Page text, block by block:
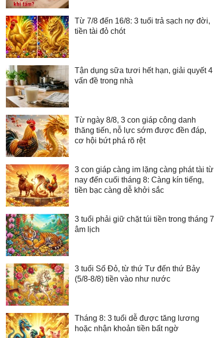
Từ 7/8 đến 16/8: 3 tuổi trả sạch nợ đời,
tiền tài đỏ chót
Tận dụng sữa tươi hết hạn, giải quyết 4
vấn đề trong nhà
Từ ngày 8/8, 3 con giáp công danh
thăng tiến, nỗ lực sớm được đền đáp,
cơ hội bứt phá rõ rệt
3 con giáp càng im lặng càng phát tài từ
nay đến cuối tháng 8: Càng kín tiếng,
tiền bạc càng dễ khởi sắc
3 tuổi phải giữ chặt túi tiền trong tháng 7
âm lịch
3 tuổi Số Đỏ, từ thứ Tư đến thứ Bảy
(5/8-8/8) tiền vào như nước
Tháng 8: 3 tuổi dễ được tăng lương
hoặc nhận khoản tiền bất ngờ